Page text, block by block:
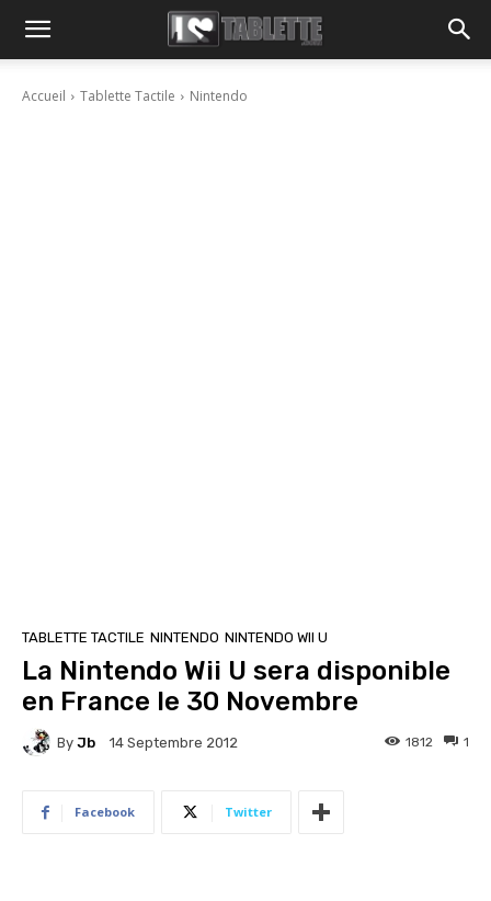
Accueil Tablette Tactile Nintendo
TABLETTE TACTILE NINTENDO NINTENDO WII U
La Nintendo Wii U sera disponible
en France le 30 Novembre
By Jb 14 Septembre 2012 1
1812
Facebook Twitter